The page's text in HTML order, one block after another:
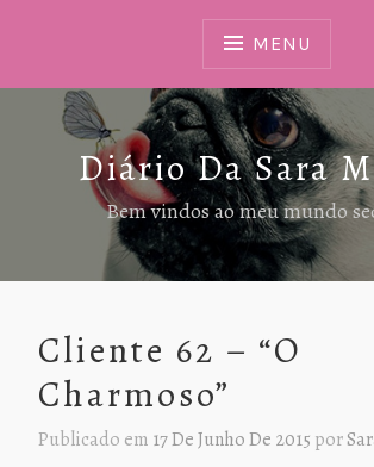
MENU
Diário Da Sara
Bem vindos ao meu mundo
Cliente 62 – “O
Charmoso”
Publicado em 17 De Junho De 2015 por